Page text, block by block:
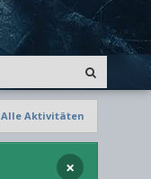
Alle Aktivitäten
×